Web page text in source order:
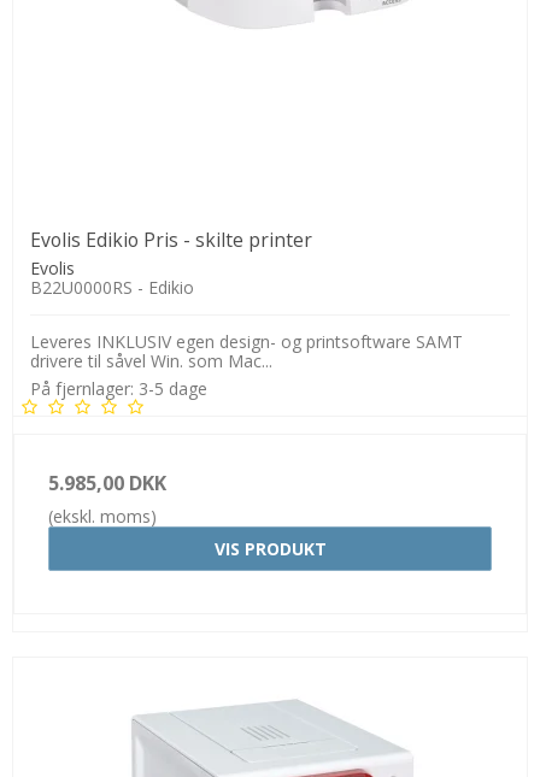
Evolis Edikio Pris - skilte printer
Evolis
B22U0000RS - Edikio
Leveres INKLUSIV egen design- og printsoftware SAMT
drivere til såvel Win. som Mac...
På fjernlager: 3-5 dage
5.985,00 DKK
(ekskl. moms)
VIS PRODUKT